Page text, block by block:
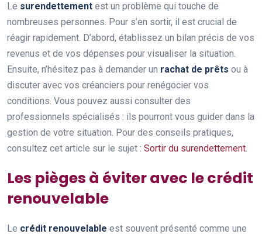
Le surendettement est un problème qui touche de
nombreuses personnes. Pour s’en sortir, il est crucial de
réagir rapidement. D’abord, établissez un bilan précis de vos
revenus et de vos dépenses pour visualiser la situation.
Ensuite, n’hésitez pas à demander un rachat de prêts ou à
discuter avec vos créanciers pour renégocier vos
conditions. Vous pouvez aussi consulter des
professionnels spécialisés : ils pourront vous guider dans la
gestion de votre situation. Pour des conseils pratiques,
consultez cet article sur le sujet : Sortir du surendettement.
Les pièges à éviter avec le crédit
renouvelable
Le crédit renouvelable est souvent présenté comme une